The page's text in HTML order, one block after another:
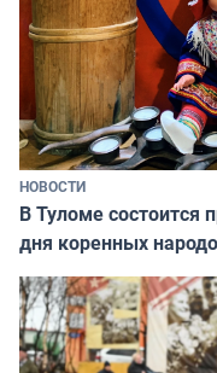
НОВОСТИ
В Туломе состоится
дня коренных